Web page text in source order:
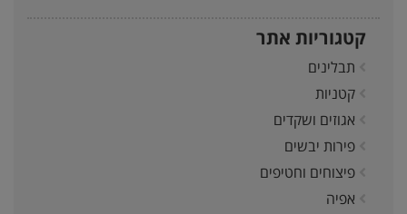
קטגוריות אתר
תבלינים
קטניות
אגוזים ושקדים
פירות יבשים
פיצוחים וחטיפים
אפיה